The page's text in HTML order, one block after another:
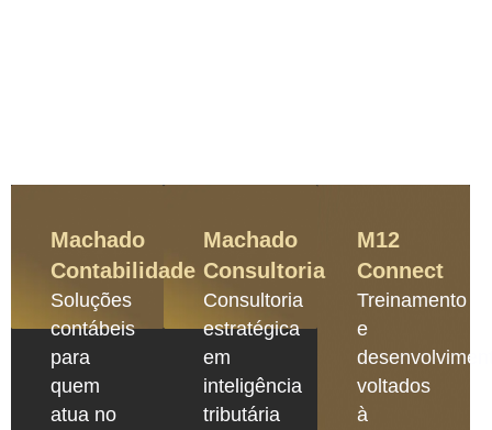
Machado
Contabilidade
Soluções
contábeis
para
quem
atua no
Machado
Consultoria
Consultoria
estratégica
em
inteligência
tributária
M12
Connect
Treinamento
e
voltados
à